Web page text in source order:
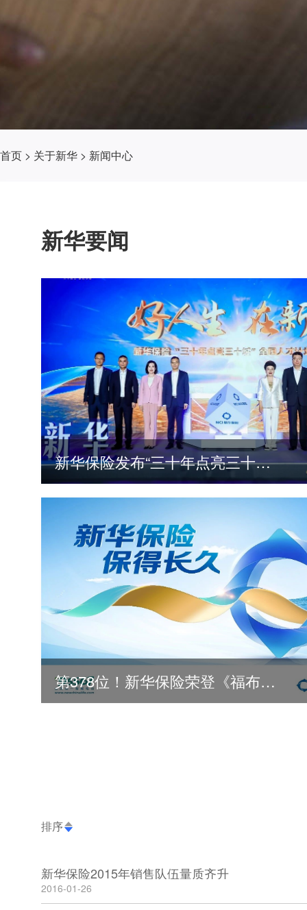
首页 > 关于新华 > 新闻中心
新华要闻
新华保险发布“三十年点亮三十城”全国人才计划
第378位！新华保险荣登《福布斯》全球500强
排序
新华保险2015年销售队伍量质齐升
2016-01-26